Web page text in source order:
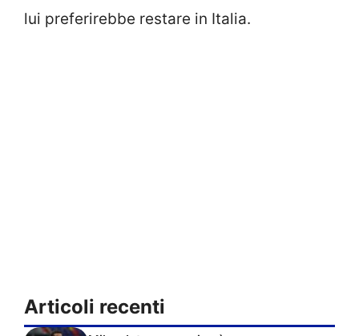
lui preferirebbe restare in Italia.
Articoli recenti